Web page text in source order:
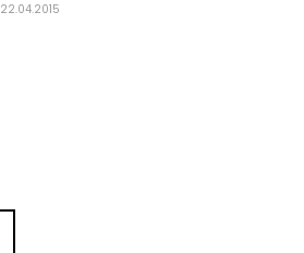
22.04.2015